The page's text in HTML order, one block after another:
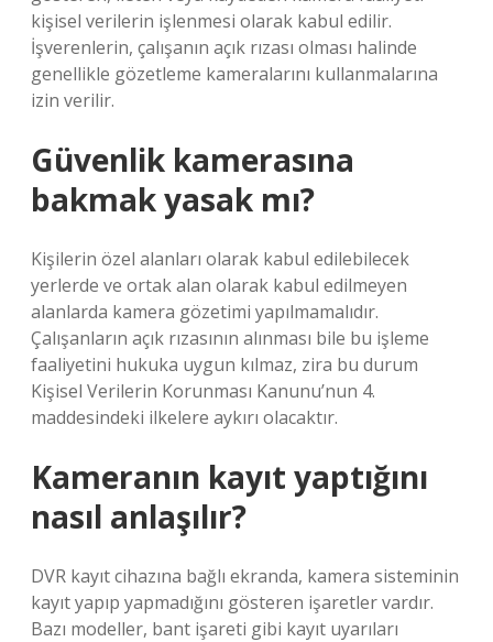
kişisel verilerin işlenmesi olarak kabul edilir.
İşverenlerin, çalışanın açık rızası olması halinde
genellikle gözetleme kameralarını kullanmalarına
izin verilir.
Güvenlik kamerasına
bakmak yasak mı?
Kişilerin özel alanları olarak kabul edilebilecek
yerlerde ve ortak alan olarak kabul edilmeyen
alanlarda kamera gözetimi yapılmamalıdır.
Çalışanların açık rızasının alınması bile bu işleme
faaliyetini hukuka uygun kılmaz, zira bu durum
Kişisel Verilerin Korunması Kanunu’nun 4.
maddesindeki ilkelere aykırı olacaktır.
Kameranın kayıt yaptığını
nasıl anlaşılır?
DVR kayıt cihazına bağlı ekranda, kamera sisteminin
kayıt yapıp yapmadığını gösteren işaretler vardır.
Bazı modeller, bant işareti gibi kayıt uyarıları